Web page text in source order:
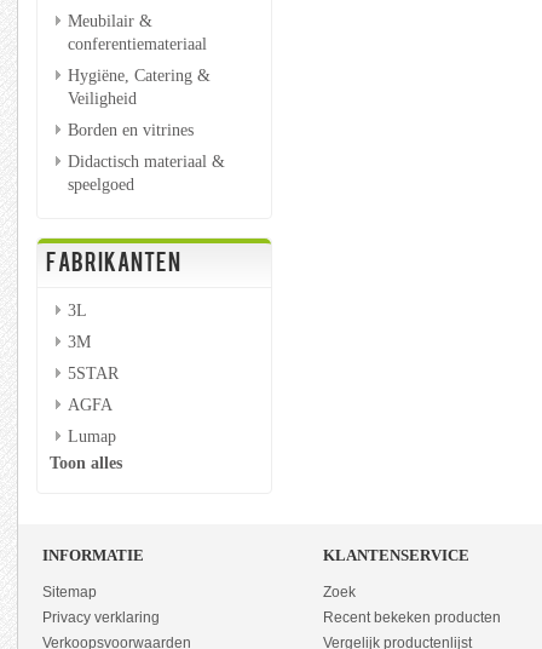
Meubilair &
conferentiemateriaal
Hygiëne, Catering &
Veiligheid
Borden en vitrines
Didactisch materiaal &
speelgoed
FABRIKANTEN
3L
3M
5STAR
AGFA
Lumap
Toon alles
INFORMATIE
Sitemap
Privacy verklaring
Verkoopsvoorwaarden
KLANTENSERVICE
Zoek
Recent bekeken producten
Vergelijk productenlijst